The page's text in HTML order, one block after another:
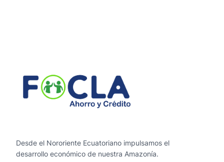
Desde el Nororiente Ecuatoriano impulsamos el
desarrollo económico de nuestra Amazonía.